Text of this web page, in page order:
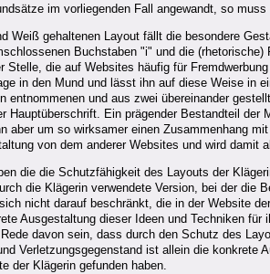
im vorliegenden Fall angewandt, so
Weiß gehaltenen Layout fällt die besondere
Buchstaben "i" und die
Stelle, die auf Websites häufig für
in den Mund und lässt ihn auf diese Weise in
entnommenen und aus zwei übereinander
Hauptüberschrift. Ein prägender Bestandteil
aber um so wirksamer einen Zusammenhang
von dem anderer Websites und wird damit
die die Schutzfähigkeit des Layouts der
die Klägerin verwendete Version, bei der die
nicht darauf beschränkt, die in der Website
Ausgestaltung dieser Ideen und Techniken
davon sein, dass durch den Schutz des
Verletzungsgegenstand ist allein die konkrete
der Klägerin gefunden haben.